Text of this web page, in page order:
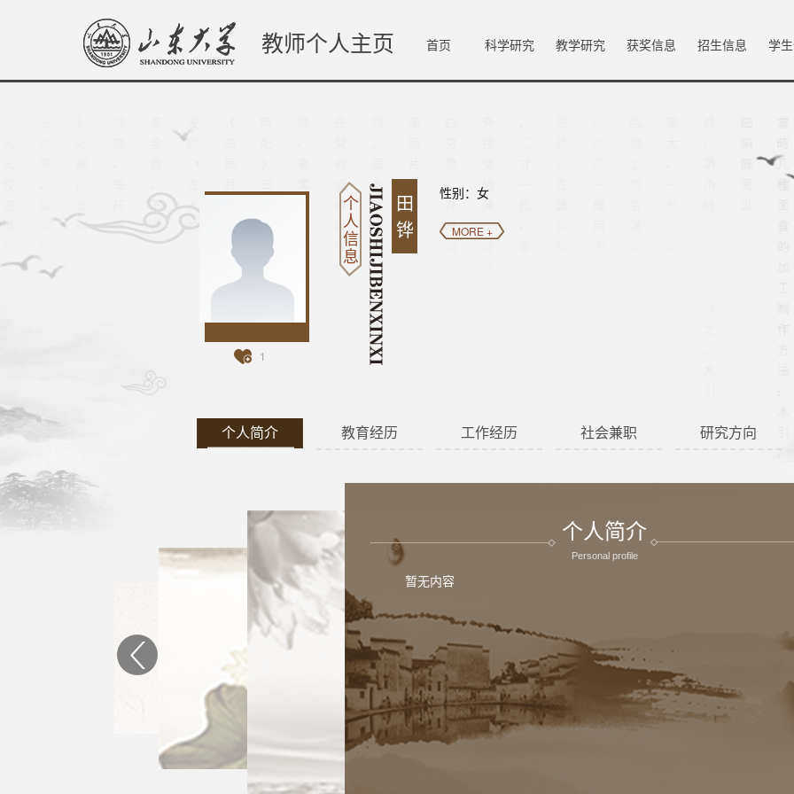
教师个人主页 首页 科学研究 教学研究 获奖信息 招生信息 学
1
个
人
信
息
田
铧
性别：女
MORE +
个人简介 教育经历 工作经历 社会兼职 研究方向
个人简介
Personal profile
暂无内容